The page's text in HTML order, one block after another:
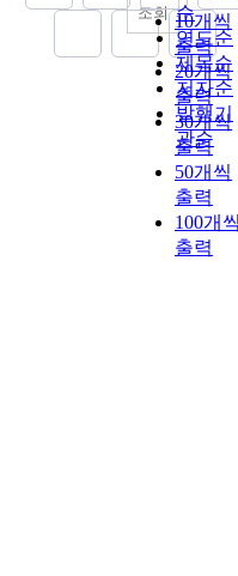
순
연도순
제목순
저자순
발행기
관순
10개씩
출력
20개씩
출력
30개씩
출력
50개씩
출력
100개
출력
조회